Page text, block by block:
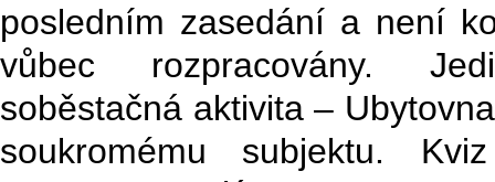
posledním zasedání a není
vůbec rozpracovány.
soběstačná aktivita –
soukromému subjektu.